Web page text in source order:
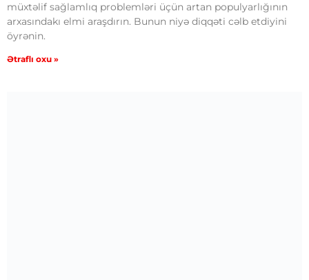
müxtəlif sağlamlıq problemləri üçün artan populyarlığının
arxasındakı elmi araşdırın. Bunun niyə diqqəti cəlb etdiyini
öyrənin.
Ətraflı oxu »